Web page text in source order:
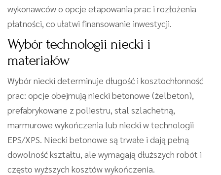
wykonawców o opcje etapowania prac i rozłożenia
płatności, co ułatwi finansowanie inwestycji.
Wybór technologii niecki i
materiałów
Wybór niecki determinuje długość i kosztochłonność
prac: opcje obejmują niecki betonowe (żelbeton),
prefabrykowane z poliestru, stal szlachetną,
marmurowe wykończenia lub niecki w technologii
EPS/XPS. Niecki betonowe są trwałe i dają pełną
dowolność kształtu, ale wymagają dłuższych robót i
często wyższych kosztów wykończenia.